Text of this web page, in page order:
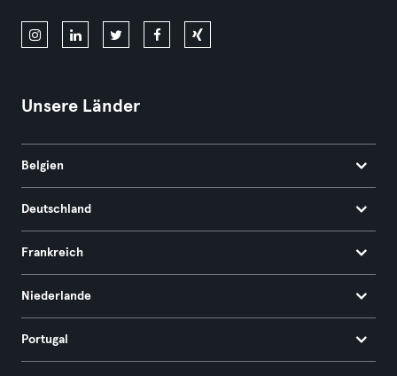
Unsere Länder
Belgien
Deutschland
Frankreich
Niederlande
Portugal